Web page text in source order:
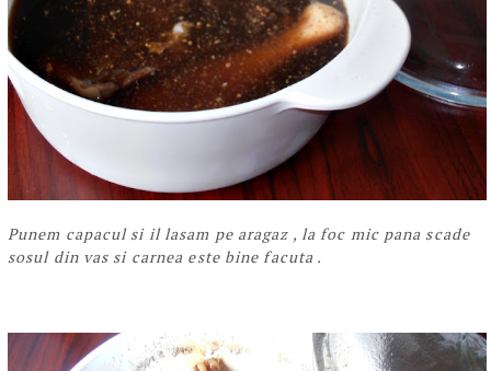
Punem capacul si il lasam pe aragaz , la foc mic pana scade
sosul din vas si carnea este bine facuta .